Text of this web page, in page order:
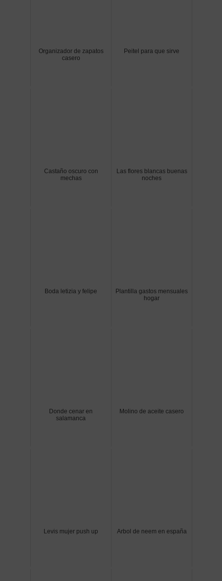
Organizador de zapatos
casero
Peitel para que sirve
Castaño oscuro con
mechas
Las flores blancas buenas
noches
Boda letizia y felipe
Plantilla gastos mensuales
hogar
Donde cenar en
salamanca
Molino de aceite casero
Levis mujer push up Arbol de neem en españa